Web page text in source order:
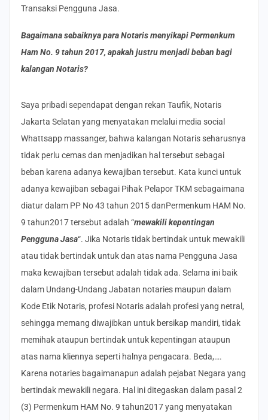
Transaksi Pengguna Jasa.
Bagaimana sebaiknyapara Notarismenyikapi Permenkum
Ham No. 9 tahun 2017, apakah justru menjadi beban bagi
kalangan Notaris?
Saya pribadi sependapat dengan rekan Taufik, Notaris
Jakarta Selatan yang menyatakan melalui media social
Whattsapp massanger, bahwa kalangan Notaris seharusnya
tidak perlu cemas dan menjadikan hal tersebut sebagai
beban karena adanya kewajiban tersebut. Kata kunci untuk
adanya kewajiban sebagai Pihak Pelapor TKM sebagaimana
diatur dalam PP No 43 tahun 2015 danPermenkum HAM No.
9 tahun2017 tersebut adalah “mewakili kepentingan
Pengguna Jasa“. Jika Notaris tidak bertindak untuk mewakili
atau tidak bertindak untuk dan atas nama Pengguna Jasa
maka kewajiban tersebut adalah tidak ada. Selama ini baik
dalam Undang-Undang Jabatan notaries maupun dalam
Kode Etik Notaris, profesi Notaris adalah profesi yang netral,
sehingga memang diwajibkan untuk bersikap mandiri, tidak
memihak ataupun bertindak untuk kepentingan ataupun
atas nama kliennya seperti halnya pengacara. Beda,….
Karena notaries bagaimanapun adalah pejabat Negara yang
bertindak mewakili negara. Hal ini ditegaskan dalam pasal 2
(3) Permenkum HAM No. 9 tahun2017 yang menyatakan